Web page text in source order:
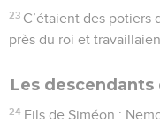
23 C’étaient des potiers
près du roi et
Les descendants
24 Fils de Siméon :